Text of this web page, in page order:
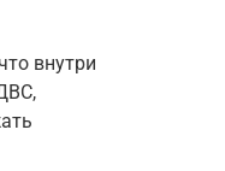
внутри